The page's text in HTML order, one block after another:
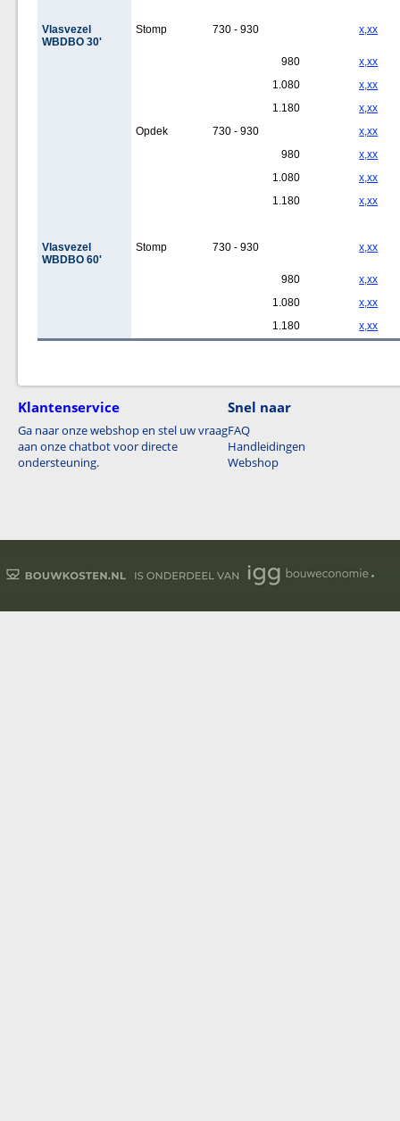
Vlasvezel
WBDBO 30'
Stomp 730 - 930 x,xx
980
x,xx
1.080
x,xx
1.180
x,xx
Opdek
730 - 930
x,xx
980
x,xx
1.080
x,xx
1.180
x,xx
Vlasvezel
WBDBO 60'
Stomp 730 - 930 x,xx
980
x,xx
1.080
x,xx
1.180
x,xx
Klantenservice
Ga naar onze webshop en stel uw vraag
aan onze chatbot voor directe
ondersteuning.
Snel naar
FAQ
Handleidingen
Webshop